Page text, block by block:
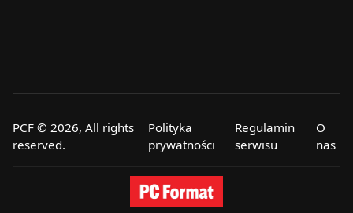
PCF © 2026, All rights
reserved.
Polityka
prywatności
Regulamin
serwisu
O
nas